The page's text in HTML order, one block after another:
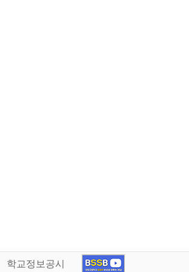
학교정보공시